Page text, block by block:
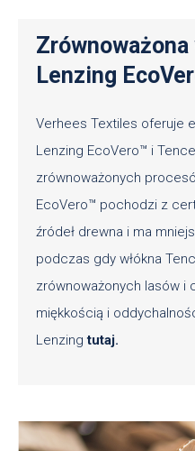
Lenzing
Verhees Textiles oferuje
Lenzing EcoVero™ i
zrównoważonych
EcoVero™ pochodzi z
źródeł drewna i ma
podczas gdy włókna
zrównoważonych lasów i
miękkością i
Lenzingtutaj.